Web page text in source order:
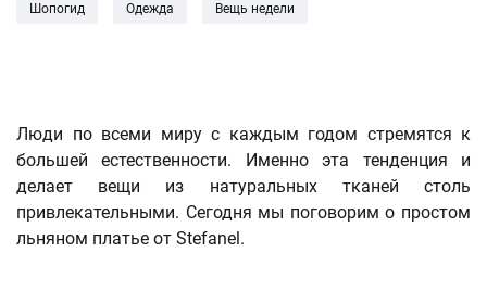
Шопогид Одежда Вещь недели
Люди по всеми миру с каждым годом стремятся к
большей естественности. Именно эта тенденция и
делает вещи из натуральных тканей столь
привлекательными. Сегодня мы поговорим о простом
льняном платье от Stefanel.